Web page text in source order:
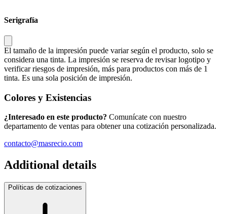
Serigrafía
El tamaño de la impresión puede variar según el producto, solo se
considera una tinta. La impresión se reserva de revisar logotipo y
verificar riesgos de impresión, más para productos con más de 1
tinta. Es una sola posición de impresión.
Colores y Existencias
¿Interesado en este producto? Comunícate con nuestro
departamento de ventas para obtener una cotización personalizada.
contacto@masrecio.com
Additional details
Políticas de cotizaciones